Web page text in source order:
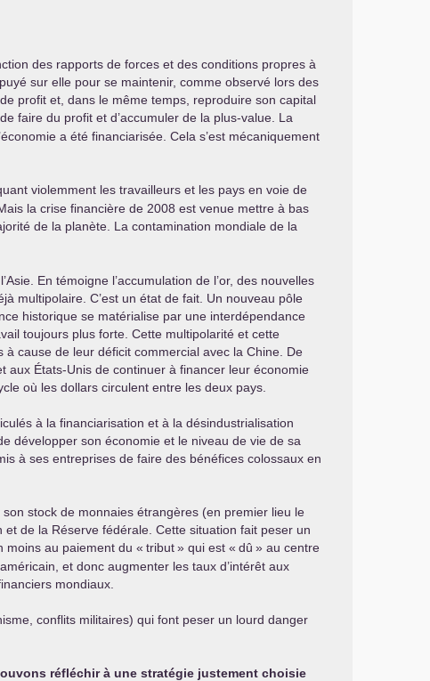
des rapports de forces et des conditions propres à
sur elle pour se maintenir, comme observé lors des
profit et, dans le même temps, reproduire son capital
faire du profit et d’accumuler de la plus-value. La
a été financiarisée. Cela s’est mécaniquement
violemment les travailleurs et les pays en voie de
la crise financière de 2008 est venue mettre à bas
de la planète. La contamination mondiale de la
En témoigne l’accumulation de l’or, des nouvelles
multipolaire. C’est un état de fait. Un nouveau pôle
historique se matérialise par une interdépendance
toujours plus forte. Cette multipolarité et cette
à cause de leur déficit commercial avec la Chine. De
aux États-Unis de continuer à financer leur économie
où les dollars circulent entre les deux pays.
à la financiarisation et à la désindustrialisation
développer son économie et le niveau de vie de sa
à ses entreprises de faire des bénéfices colossaux en
stock de monnaies étrangères (en premier lieu le
de la Réserve fédérale. Cette situation fait peser un
au paiement du « tribut» qui est « dû » au centre
et donc augmenter les taux d’intérêt aux
mondiaux.
conflits militaires) qui font peser un lourd danger
réfléchir à une stratégie justement choisie